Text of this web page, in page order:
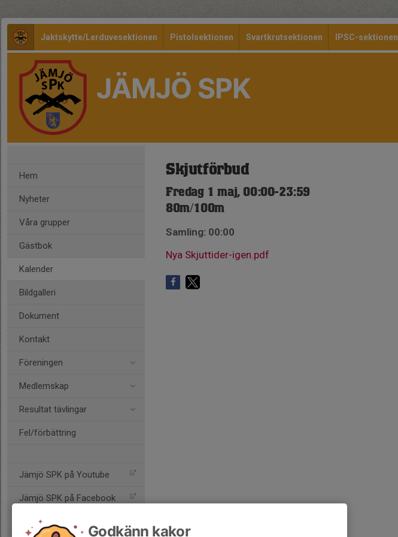
Jaktskytte/Lerduvesektionen Pistolsektionen Svartkrutsektionen IPSC-sektionen
JÄMJÖ SPK
Hem
Nyheter
Våra grupper
Gästbok
Kalender
Bildgalleri
Dokument
Kontakt
Föreningen
Medlemskap
Resultat tävlingar
Fel/förbättring
Jämjö SPK på Youtube
Jämjö SPK på Facebook
Jämjö SPK på Instagram
Skjutförbud
Fredag 1 maj, 00:00-23:59
80m/100m
Samling: 00:00
Nya Skjuttider-igen.pdf
Godkänn kakor